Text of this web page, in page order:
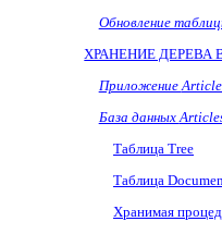
Обновление
ХРАНЕНИЕ ДЕРЕВА
Приложение
База данных
Таблица Tree
Таблица
Хранимая